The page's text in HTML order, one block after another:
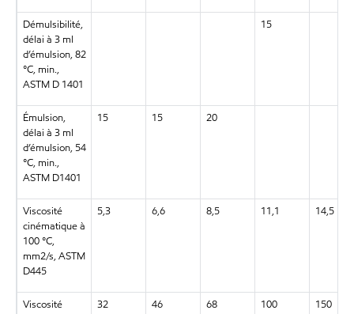
Démulsibilité,
délai à 3 ml
d’émulsion, 82
°C, min.,
ASTM D 1401
15
Émulsion,
délai à 3 ml
d’émulsion, 54
°C, min.,
ASTM D1401
15 15 20
Viscosité
cinématique à
100 °C,
mm2/s, ASTM
D445
5,3 6,6 8,5 11,1 14,5
Viscosité
32 46 68 100 150